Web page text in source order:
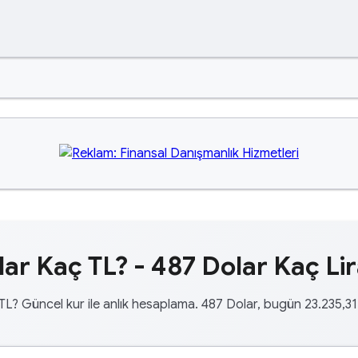
Kaç TL? - 487 Dolar Kaç
Güncel kur ile anlık hesaplama. 487 Dolar, bugün